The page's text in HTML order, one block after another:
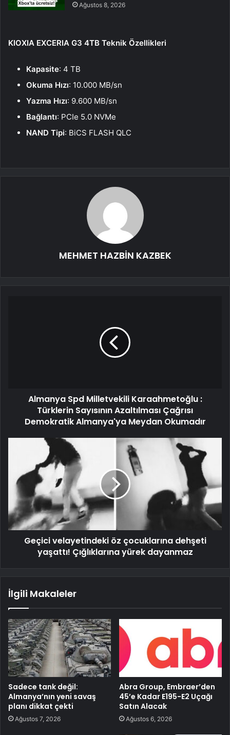
Ağustos 8, 2026
KIOXIA EXCERIA G3 4TB Teknik Özellikleri
Kapasite: 4 TB
Okuma Hızı: 10.000 MB/sn
Yazma Hızı: 9.600 MB/sn
Bağlantı: PCIe 5.0 NVMe
NAND Tipi: BiCS FLASH QLC
MEHMET HAZBİN KAZBEK
Almanya Spd Milletvekili Karaahmetoğlu :
Türklerin Sayısının Azaltılması Çağrısı
Demokratik Almanya'ya Meydan Okumadır
Geçici velayetindeki öz çocuklarına dehşeti
yaşattı! Çığlıklarına yürek dayanmaz
İlgili Makaleler
Sadece tank değil:
Almanya’nın yeni savaş
planı dikkat çekti
Ağustos 7, 2026
Abra Group, Embraer’den
45’e Kadar E195-E2 Uçağı
Satın Alacak
Ağustos 6, 2026